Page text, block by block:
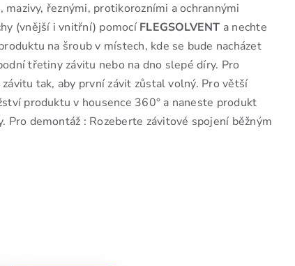
řeznými, protikorozními a ochrannými
(vnější i vnitřní) pomocí FLEGSOLVENT a nechte
na šroub v místech, kde se bude nacházet
třetiny závitu nebo na dno slepé díry. Pro
tak, aby první závit zůstal volný. Pro větší
produktu v housence 360° a naneste produkt
demontáž : Rozeberte závitové spojení běžným